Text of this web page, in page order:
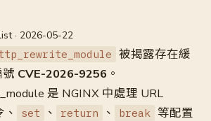
· 2026-05-22
被揭露存在緩
CVE-2026-9256 。
是 NGINX 中處理 URL
set 、 return 、 break 等配置